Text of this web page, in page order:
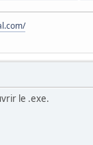
le .exe.